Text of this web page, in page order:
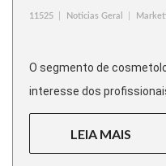
11525 Noticias Geral
O segmento de
interesse dos
LEIA MAIS